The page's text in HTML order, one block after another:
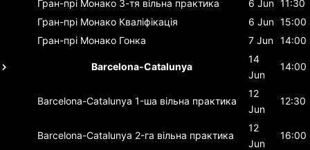
Гран-прі Монако 3-тя вільна практика 6 Jun 11:30
Гран-прі Монако Кваліфікація 6 Jun 15:00
Гран-прі Монако Гонка 7 Jun 14:00
Barcelona-Catalunya
14
Jun
14:00
Barcelona-Catalunya 1-ша вільна практика
12
Jun
12:30
Barcelona-Catalunya 2-га вільна практика
12
Jun
16:00